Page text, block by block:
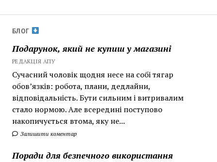
БЛОГ
Подарунок, який не купиш у магазині
РЕДАКЦІЯ АПУ
Сучасний чоловік щодня несе на собі тягар
обов’язків: робота, плани, дедлайни,
відповідальність. Бути сильним і витривалим
стало нормою. Але всередині поступово
накопичується втома, яку не...
Залишити коментар
Поради для безпечного використання